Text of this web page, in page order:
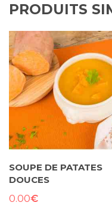
PRODUITS
SOUPE DE PATATES
DOUCES
0.00€